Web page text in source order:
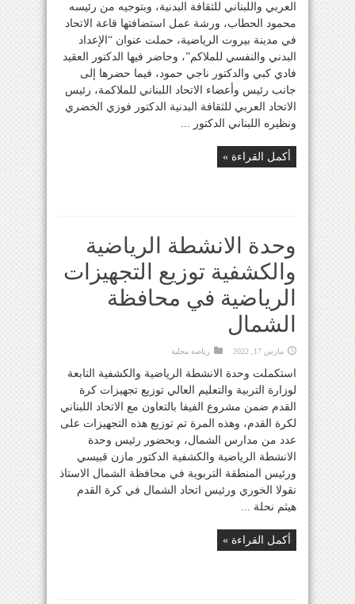
العربي واللبناني للثقافة البدنية، وبتوجيه من رئيسه
محمود الحطاب، ورشة عمل استضافتها قاعة الاتحاد
في مدينة بيروت الرياضية، حملت عنوان “الإعداد
البدني والنفسي للملاكم”، وحاضر فيها الدكتور العقيد
فادي كبي والدكتور ناجي حمود، فيما حضرها إلى
جانب رئيس وأعضاء الاتحاد اللبناني للملاكمة، رئيس
الاتحاد العربي للثقافة البدنية الدكتور فوزي الخضري
ونظيره اللبناني الدكتور ...
أكمل القراءة »
وحدة الانشطة الرياضية
والكشفية توزيع التجهيزات
الرياضية في محافظة
الشمال
مارس 17, 2022 رياضة محلية
استكملت وحدة الانشطة الرياضية والكشفية التابعة
لوزارة التربية والتعليم العالي توزيع تجهيزات كرة
القدم ضمن مشروع الفيفا بالتعاون مع الاتحاد اللبناني
لكرة القدم، وهذه المرة تم توزيع هذه التجهيزات على
عدد من مدارس الشمال، وبحضور رئيس وحدة
الانشطة الرياضية والكشفية الدكتور مازن قبيسي
ورئيس المنطقة التربوية في محافظة الشمال الاستاذ
نقولا الخوري ورئيس اتحاد الشمال في كرة القدم
هيثم نحلة ...
أكمل القراءة »